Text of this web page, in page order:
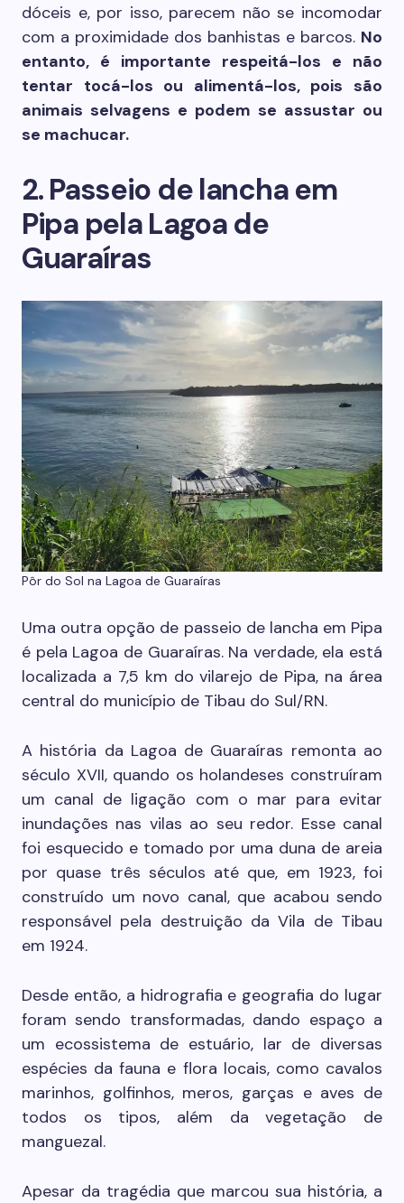
dóceis e, por isso, parecem não se incomodar
com a proximidade dos banhistas e barcos. No
entanto, é importante respeitá-los e não
tentar tocá-los ou alimentá-los, pois são
animais selvagens e podem se assustar ou
se machucar.
2. Passeio de lancha em
Pipa pela Lagoa de
Guaraíras
Pôr do Sol na Lagoa de Guaraíras
Uma outra opção de passeio de lancha em Pipa
é pela Lagoa de Guaraíras. Na verdade, ela está
localizada a 7,5 km do vilarejo de Pipa, na área
central do município de Tibau do Sul/RN.
A história da Lagoa de Guaraíras remonta ao
século XVII, quando os holandeses construíram
um canal de ligação com o mar para evitar
inundações nas vilas ao seu redor. Esse canal
foi esquecido e tomado por uma duna de areia
por quase três séculos até que, em 1923, foi
construído um novo canal, que acabou sendo
responsável pela destruição da Vila de Tibau
em 1924.
Desde então, a hidrografia e geografia do lugar
foram sendo transformadas, dando espaço a
um ecossistema de estuário, lar de diversas
espécies da fauna e flora locais, como cavalos
marinhos, golfinhos, meros, garças e aves de
todos os tipos, além da vegetação de
manguezal.
Apesar da tragédia que marcou sua história, a